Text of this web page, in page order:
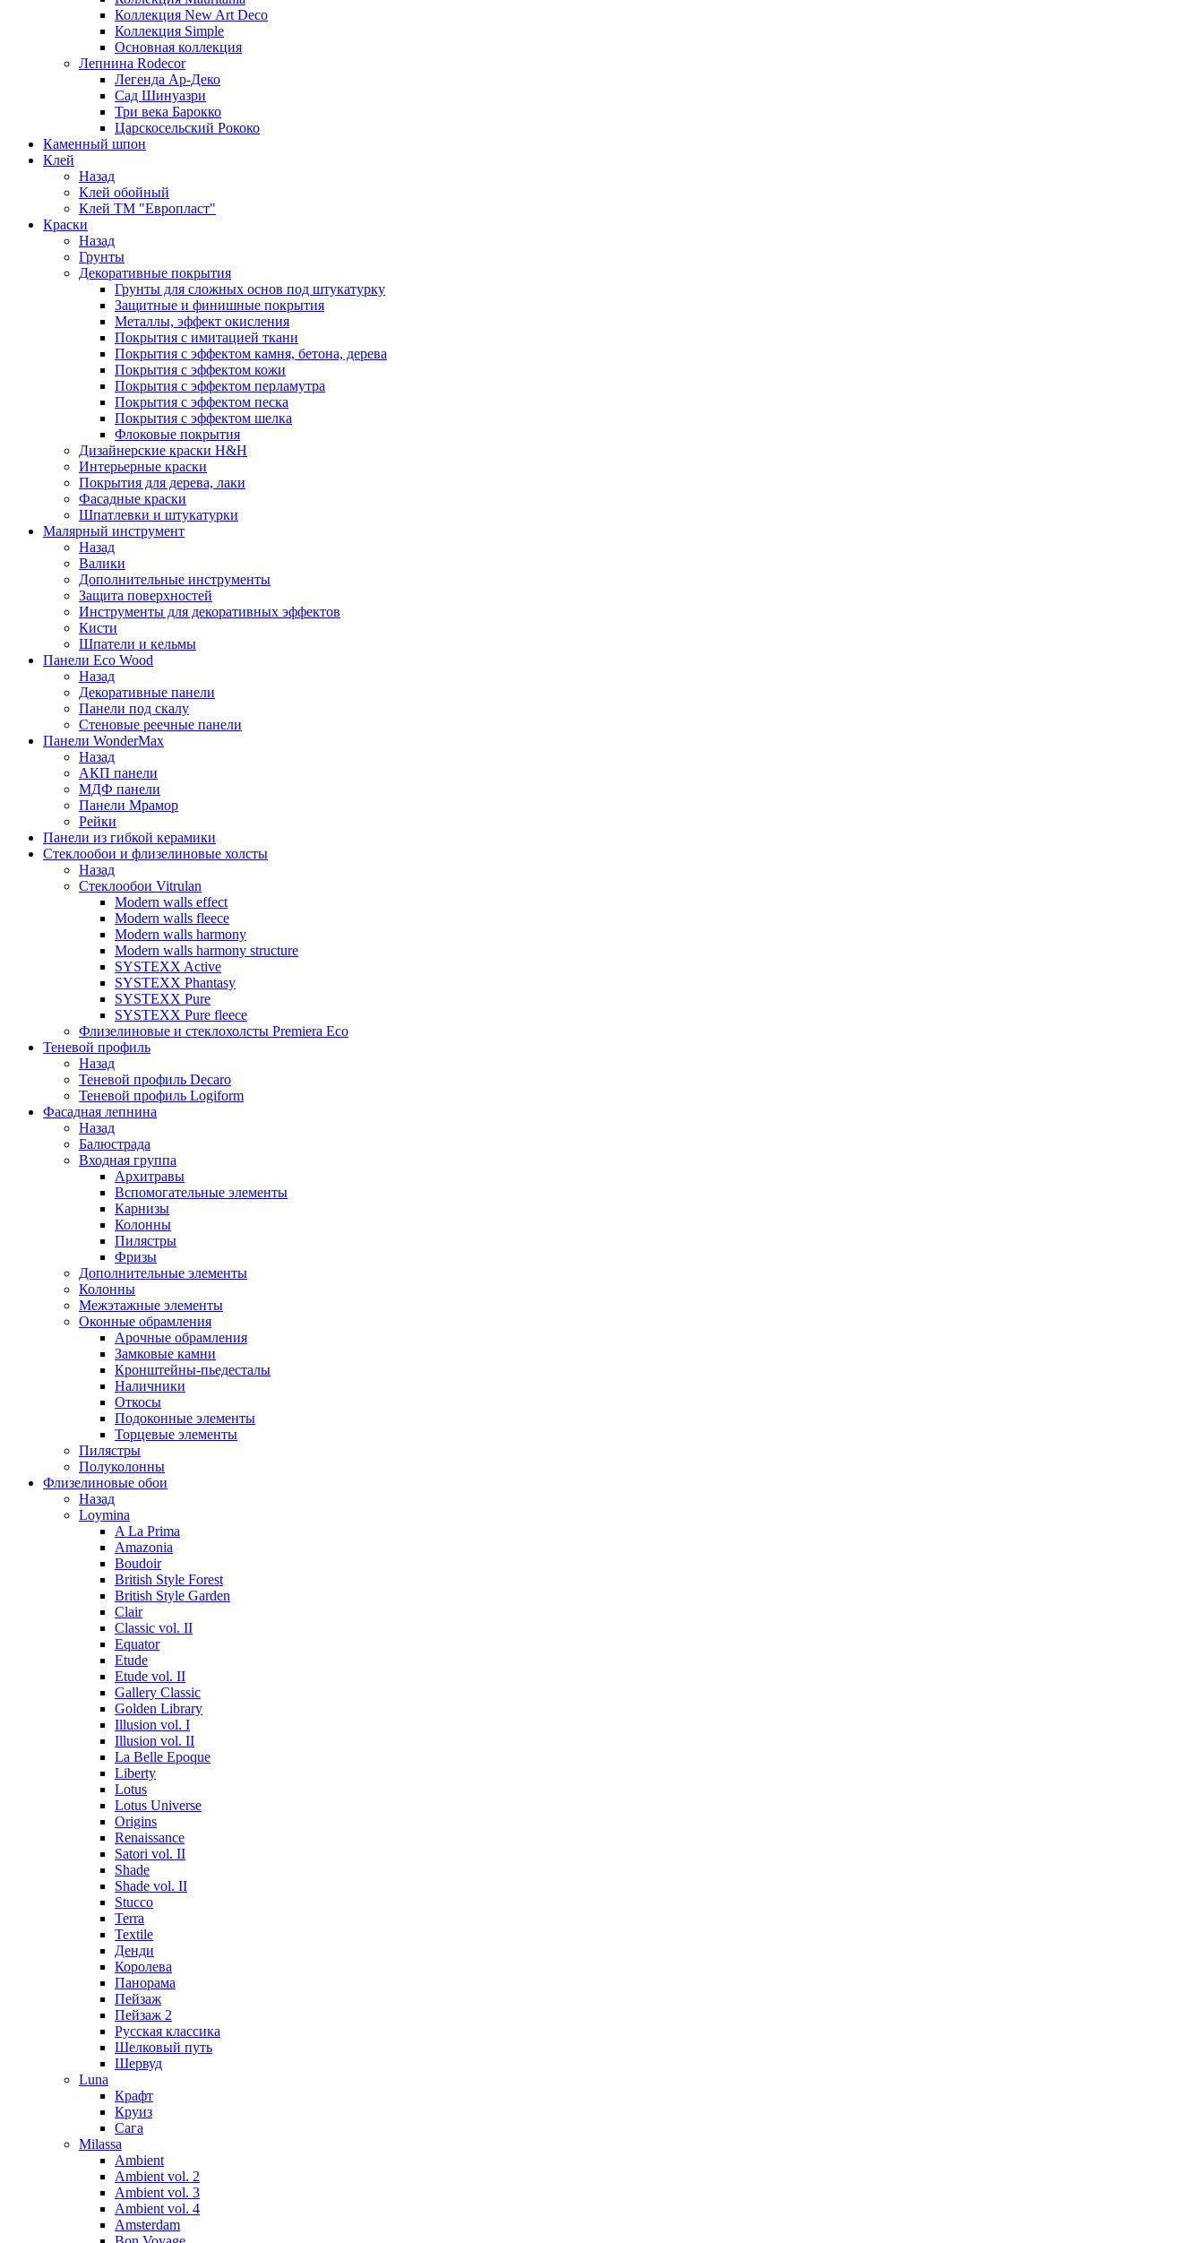
Коллекция New Art Deco
Коллекция Simple
Основная коллекция
Лепнина Rodecor
Легенда Ар-Деко
Сад Шинуазри
Три века Барокко
Царскосельский Рококо
Каменный шпон
Клей
Назад
Клей обойный
Клей ТМ "Европласт"
Краски
Назад
Грунты
Декоративные покрытия
Грунты для сложных основ под штукатурку
Защитные и финишные покрытия
Металлы, эффект окисления
Покрытия с имитацией ткани
Покрытия с эффектом камня, бетона, дерева
Покрытия с эффектом кожи
Покрытия с эффектом перламутра
Покрытия с эффектом песка
Покрытия с эффектом шелка
Флоковые покрытия
Дизайнерские краски H&H
Интерьерные краски
Покрытия для дерева, лаки
Фасадные краски
Шпатлевки и штукатурки
Малярный инструмент
Назад
Валики
Дополнительные инструменты
Защита поверхностей
Инструменты для декоративных эффектов
Кисти
Шпатели и кельмы
Панели Eco Wood
Назад
Декоративные панели
Панели под скалу
Стеновые реечные панели
Панели WonderMax
Назад
АКП панели
МДФ панели
Панели Мрамор
Рейки
Панели из гибкой керамики
Стеклообои и флизелиновые холсты
Назад
Стеклообои Vitrulan
Modern walls effect
Modern walls fleece
Modern walls harmony
Modern walls harmony structure
SYSTEXX Active
SYSTEXX Phantasy
SYSTEXX Pure
SYSTEXX Pure fleece
Флизелиновые и стеклохолсты Premiera Eco
Теневой профиль
Назад
Теневой профиль Decaro
Теневой профиль Logiform
Фасадная лепнина
Назад
Балюстрада
Входная группа
Архитравы
Вспомогательные элементы
Карнизы
Колонны
Пилястры
Фризы
Дополнительные элементы
Колонны
Межэтажные элементы
Оконные обрамления
Арочные обрамления
Замковые камни
Кронштейны-пьедесталы
Наличники
Откосы
Подоконные элементы
Торцевые элементы
Пилястры
Полуколонны
Флизелиновые обои
Назад
Loymina
A La Prima
Amazonia
Boudoir
British Style Forest
British Style Garden
Clair
Classic vol. II
Equator
Etude
Etude vol. II
Gallery Classic
Golden Library
Illusion vol. I
Illusion vol. II
La Belle Epoque
Liberty
Lotus
Lotus Universe
Origins
Renaissance
Satori vol. II
Shade
Shade vol. II
Stucco
Terra
Textile
Денди
Королева
Панорама
Пейзаж
Пейзаж 2
Русская классика
Шелковый путь
Шервуд
Luna
Крафт
Круиз
Сага
Milassa
Ambient
Ambient vol. 2
Ambient vol. 3
Ambient vol. 4
Amsterdam